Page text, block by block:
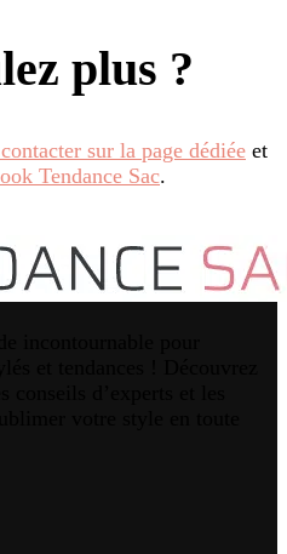
plus ?
sur la page dédiée et
Tendance Sac.